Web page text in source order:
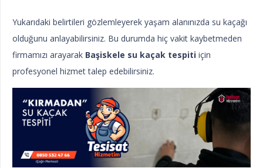
Yukarıdaki belirtileri gözlemleyerek yaşam alanınızda su kaçağı
olduğunu anlayabilirsiniz. Bu durumda hiç vakit kaybetmeden
firmamızı arayarak Başiskele su kaçak tespiti için
profesyonel hizmet talep edebilirsiniz.